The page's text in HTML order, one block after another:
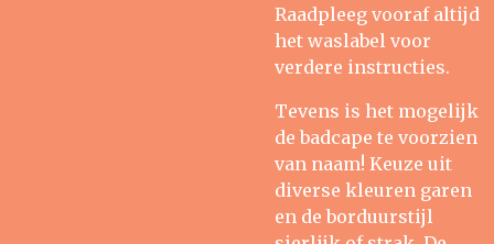
Raadpleeg vooraf altijd
het waslabel voor
verdere instructies.
Tevens is het mogelijk
de badcape te voorzien
van naam! Keuze uit
diverse kleuren garen
en de borduurstijl